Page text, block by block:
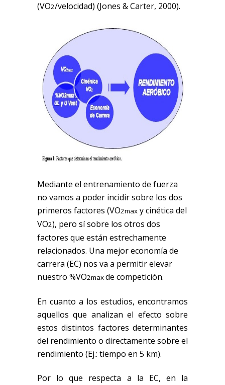
(VO2/velocidad) (Jones & Carter, 2000).
Mediante el entrenamiento de fuerza
no vamos a poder incidir sobre los dos
primeros factores (VO2max y cinética del
VO2), pero sí sobre los otros dos
factores que están estrechamente
relacionados. Una mejor economía de
carrera (EC) nos va a permitir elevar
nuestro %VO2maxde competición.
En cuanto a los estudios, encontramos
aquellos que analizan el efecto sobre
estos distintos factores determinantes
del rendimiento o directamente sobre el
rendimiento (Ej.: tiempo en 5 km).
Por lo que respecta a la EC, en la